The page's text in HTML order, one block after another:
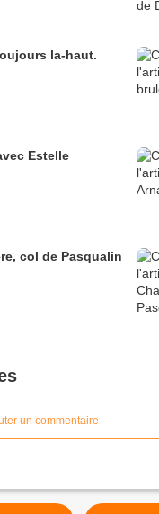
la-haut.
Estelle
col de Pasqualin
un commentaire